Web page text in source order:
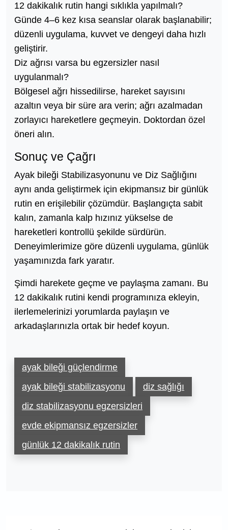
12 dakikalık rutin hangi sıklıkla yapılmalı?
Günde 4–6 kez kısa seanslar olarak başlanabilir;
düzenli uygulama, kuvvet ve dengeyi daha hızlı
geliştirir.
Diz ağrısı varsa bu egzersizler nasıl
uygulanmalı?
Bölgesel ağrı hissedilirse, hareket sayısını
azaltın veya bir süre ara verin; ağrı azalmadan
zorlayıcı hareketlere geçmeyin. Doktordan özel
öneri alın.
Sonuç ve Çağrı
Ayak bileği Stabilizasyonunu ve Diz Sağlığını
aynı anda geliştirmek için ekipmansız bir günlük
rutin en erişilebilir çözümdür. Başlangıçta sabit
kalın, zamanla kalp hızınız yükselse de
hareketleri kontrollü şekilde sürdürün.
Deneyimlerimize göre düzenli uygulama, günlük
yaşamınızda fark yaratır.
Şimdi harekete geçme ve paylaşma zamanı. Bu
12 dakikalık rutini kendi programınıza ekleyin,
ilerlemelerinizi yorumlarda paylaşın ve
arkadaşlarınızla ortak bir hedef koyun.
ayak bileği güçlendirme
ayak bileği stabilizasyonu
diz sağlığı
diz stabilizasyonu egzersizleri
evde ekipmansız egzersizler
günlük 12 dakikalık rutin